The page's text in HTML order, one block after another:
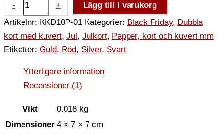
- +
Lägg till i varukorg
Artikelnr: KKD10P-01 Kategorier: Black Friday, Dubbla
kort med kuvert, Jul , Julkort, Papper, kort och kuvert mm
Etiketter: Guld, Röd, Silver, Svart
Ytterligare information
Recensioner (1)
Vikt
0.018 kg
Dimensioner 4 × 7 × 7 cm